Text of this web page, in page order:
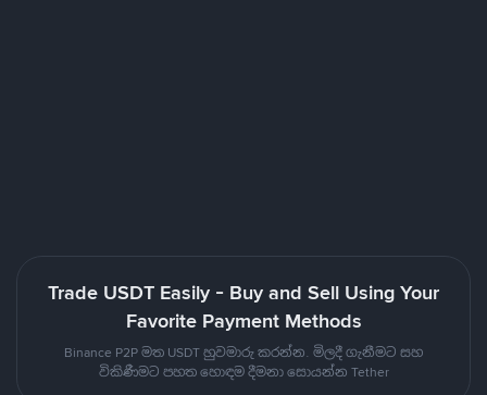
Trade USDT Easily - Buy and Sell Using Your
Favorite Payment Methods
Binance P2P මත USDT හුවමාරු කරන්න. මිලදී ගැනීමට සහ
විකිණීමට පහත හොඳම දීමනා සොයන්න Tether